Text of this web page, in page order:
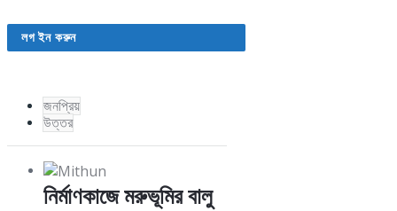
Sidebar
লগ ইন করুন
জনপ্রিয়
উত্তর
নির্মাণকাজে মরুভূমির বালু